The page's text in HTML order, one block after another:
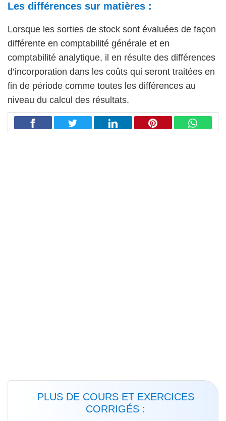
Les différences sur matières :
Lorsque les sorties de stock sont évaluées de façon
différente en comptabilité générale et en
comptabilité analytique, il en résulte des différences
d’incorporation dans les coûts qui seront traitées en
fin de période comme toutes les différences au
niveau du calcul des résultats.
PLUS DE COURS ET EXERCICES
CORRIGÉS :